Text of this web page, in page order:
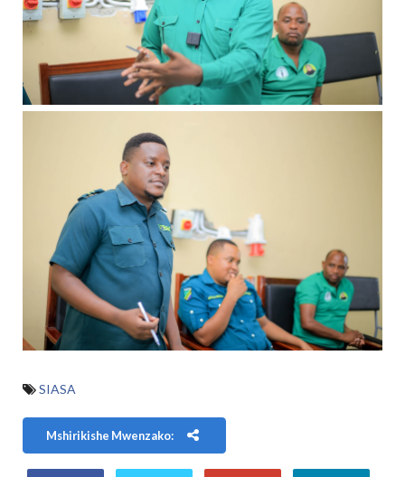
SIASA
Mshirikishe Mwenzako: